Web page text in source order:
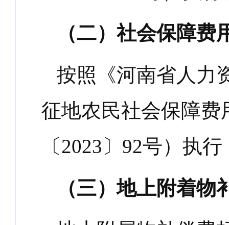
（二）社会保障费
按照《河南省人力
征地农民社会保障
〔2023 〕 92号）执行
（三）地上附着物